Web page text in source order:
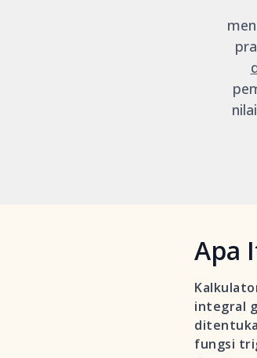
Apa
integral
fungsi